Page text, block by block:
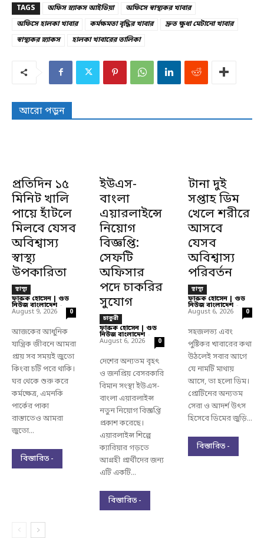
TAGS অফিস স্ন্যাকস আইডিয়া
অফিসে স্বাস্থ্যকর খাবার
অফিসে হালকা খাবার
কর্মক্ষমতা বৃদ্ধির খাবার
দ্রুত ক্ষুধা মেটানো খাবার
স্বাস্থ্যকর স্ন্যাকস
হালকা খাবারের তালিকা
আরো পড়ুন
প্রতিদিন ১৫
মিনিট খালি
পায়ে হাঁটলে
মিলবে যেসব
অবিশ্বাস্য
স্বাস্থ্য
উপকারিতা
স্বাস্থ্য
ফারুক হোসেন | গুড
নিউজ বাংলাদেশ -
August 9, 2026 0
আজকের আধুনিক
যান্ত্রিক জীবনে আমরা
প্রায় সব সময়ই জুতো
কিংবা চটি পরে থাকি।
ঘর থেকে শুরু করে
কর্মক্ষেত্র, এমনকি
পার্কের পাকা
রাস্তাতেও আমরা
জুতো...
বিস্তারিত -
ইউএস-
বাংলা
এয়ারলাইন্সে
নিয়োগ
বিজ্ঞপ্তি:
সেফটি
অফিসার
পদে চাকরির
সুযোগ
চাকুরী
ফারুক হোসেন | গুড
নিউজ বাংলাদেশ -
August 6, 2026 0
দেশের অন্যতম বৃহৎ
ও জনপ্রিয় বেসরকারি
বিমান সংস্থা ইউএস-
বাংলা এয়ারলাইন্স
নতুন নিয়োগ বিজ্ঞপ্তি
প্রকাশ করেছে।
এয়ারলাইন্স শিল্পে
ক্যারিয়ার গড়তে
আগ্রহী প্রার্থীদের জন্য
এটি একটি...
বিস্তারিত -
টানা দুই
সপ্তাহ ডিম
খেলে শরীরে
আসবে
যেসব
অবিশ্বাস্য
পরিবর্তন
স্বাস্থ্য
ফারুক হোসেন | গুড
নিউজ বাংলাদেশ -
August 6, 2026 0
সহজলভ্য এবং
পুষ্টিকর খাবারের কথা
উঠলেই সবার আগে
যে নামটি মাথায়
আসে, তা হলো ডিম।
প্রোটিনের অন্যতম
সেরা ও আদর্শ উৎস
হিসেবে ডিমের জুড়ি...
বিস্তারিত -